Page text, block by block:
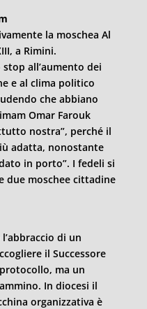
la moschea Al
a Rimini.
all’aumento dei
e al clima politico
che abbiano
Omar Farouk
nostra”, perché il
adatta, nonostante
in porto”. I fedeli si
due moschee cittadine
di un
il Successore
ma un
In diocesi il
organizzativa è